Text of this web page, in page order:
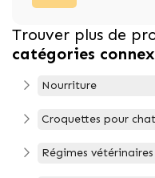
Trouver plus de
catégories
Nourriture
Croquettes pour chat
Régimes vétérinaires